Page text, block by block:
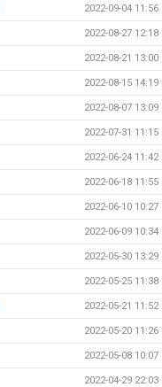
2022-09-04 11:56
2022-08-27 12:18
2022-08-21 13:00
2022-08-15 14:19
2022-08-07 13:09
2022-07-31 11:15
2022-06-24 11:42
2022-06-18 11:55
2022-06-10 10:27
2022-06-09 10:34
2022-05-30 13:29
2022-05-25 11:38
2022-05-21 11:52
2022-05-20 11:26
2022-05-08 10:07
2022-04-29 22:03